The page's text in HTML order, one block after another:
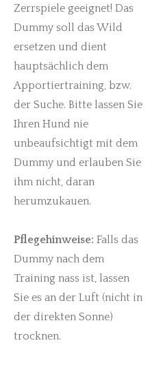
Zerrspiele geeignet! Das
Dummy soll das Wild
ersetzen und dient
hauptsächlich dem
Apportiertraining, bzw.
der Suche. Bitte lassen Sie
Ihren Hund nie
unbeaufsichtigt mit dem
Dummy und erlauben Sie
ihm nicht, daran
herumzukauen.
Pflegehinweise: Falls das
Dummy nach dem
Training nass ist, lassen
Sie es an der Luft (nicht in
der direkten Sonne)
trocknen.